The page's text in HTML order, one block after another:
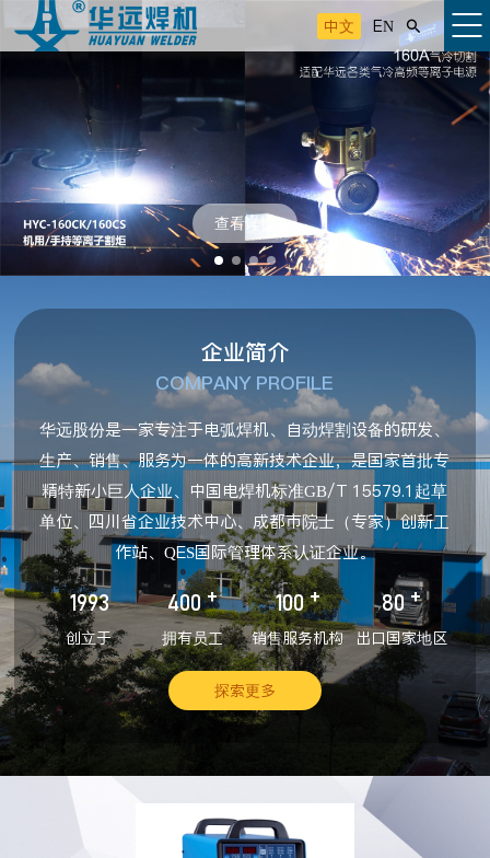
中文 EN 
查看详情
企业简介
COMPANY PROFILE
华远股份是一家专注于电弧焊机、自动焊割设备的研发、
生产、销售、服务为一体的高新技术企业，是国家首批专
精特新小巨人企业、中国电焊机标准GB/T 15579.1起草
单位、四川省企业技术中心、成都市院士（专家）创新工
作站、QES国际管理体系认证企业。
1993
创立于
400 +
拥有员工
100 +
销售服务机构
80 +
出口国家地区
探索更多